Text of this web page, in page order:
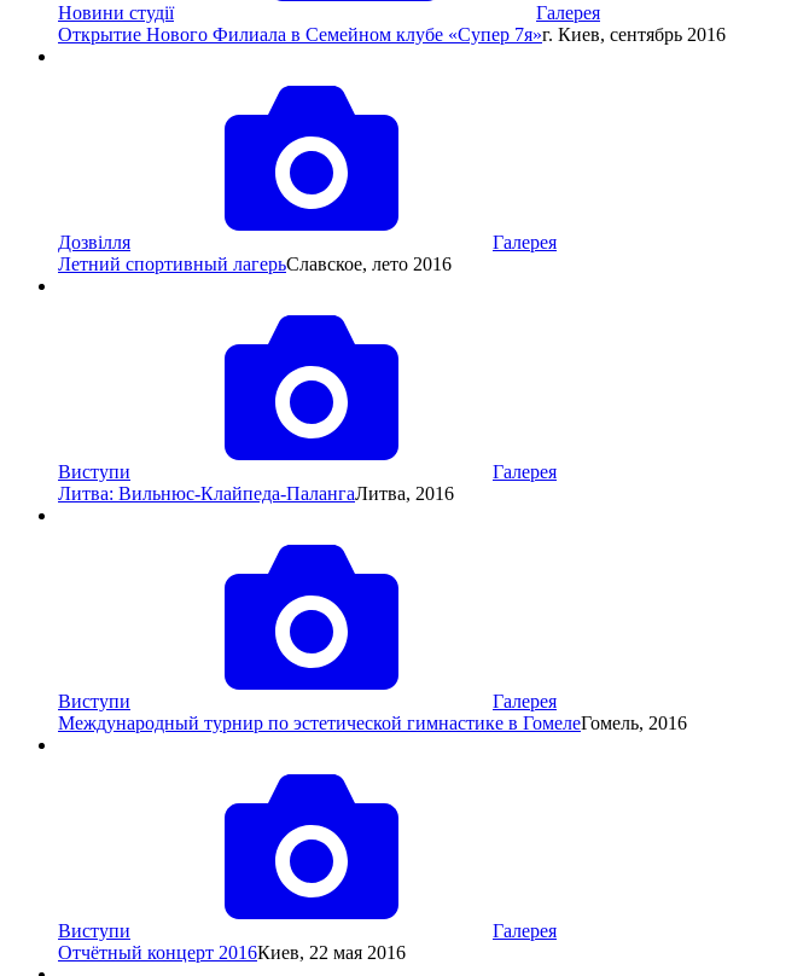
Новини студії
Галерея
Открытие Нового Филиала в Семейном клубе «Супер 7я»г. Киев, сентябрь 2016
Дозвілля
Галерея
Летний спортивный лагерьСлавское, лето 2016
Виступи
Галерея
Литва: Вильнюс-Клайпеда-ПалангаЛитва, 2016
Виступи
Галерея
Международный турнир по эстетической гимнастике в ГомелеГомель, 2016
Виступи
Галерея
Отчётный концерт 2016Киев, 22 мая 2016